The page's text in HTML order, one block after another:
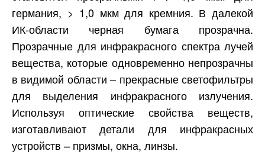
германия, > 1,0 мкм для кремния. В далекой
ИК-области черная бумага прозрачна.
Прозрачные для инфракрасного спектра лучей
вещества, которые одновременно непрозрачны
в видимой области – прекрасные светофильтры
для выделения инфракрасного излучения.
Используя оптические свойства веществ,
изготавливают детали для инфракрасных
устройств – призмы, окна, линзы.